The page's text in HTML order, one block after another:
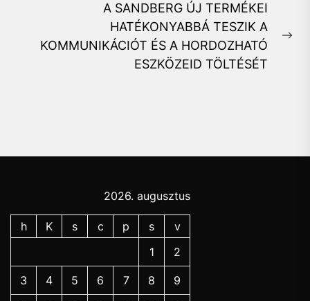
A SANDBERG ÚJ TERMÉKEI
HATÉKONYABBÁ TESZIK A
KOMMUNIKÁCIÓT ÉS A HORDOZHATÓ
ESZKÖZEID TÖLTÉSÉT
2026. augusztus
h K s c p s
v
1
2
3 4 5 6 7 8 9